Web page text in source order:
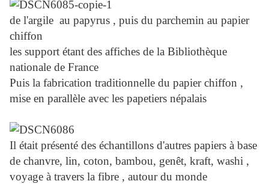
de l'argile au papyrus , puis du parchemin au papier
chiffon
les support étant des affiches de la Bibliothèque
nationale de France
Puis la fabrication traditionnelle du papier chiffon ,
mise en parallèle avec les papetiers népalais
Il était présenté des échantillons d'autres papiers à base
de chanvre, lin, coton, bambou, genêt, kraft, washi ,
voyage à travers la fibre , autour du monde